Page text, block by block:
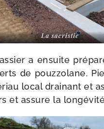
La sacris­tie
a ensuite
de pouz­zo­lane.
local drai­nant et
et assure la